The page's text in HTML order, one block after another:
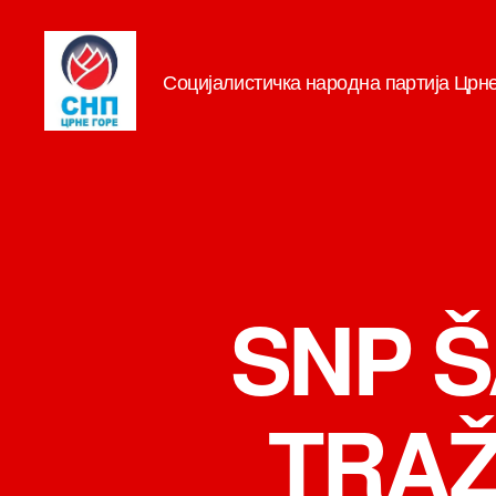
Социјалистичка народна партија
SNP